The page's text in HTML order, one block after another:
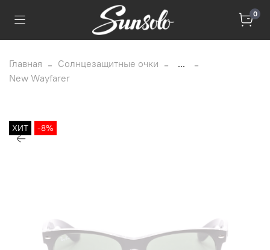
0
Главная Солнцезащитные очки
...
New Wayfarer
ХИТ -8%